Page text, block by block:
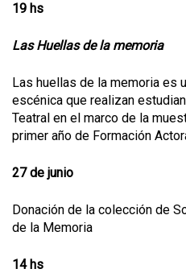
19 hs
Las Huellas de la memoria
Las huellas de la memoria es
escénica que realizan
Teatral en el marco de la
primer año de Formación
27 de junio
Donación de la colección de
de la Memoria
14 hs